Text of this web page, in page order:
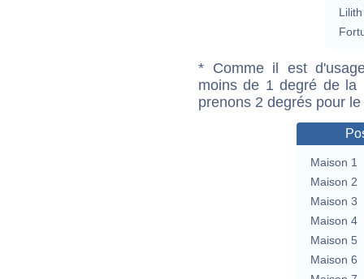
Lilith
* Comme il est
moins de 1 degré de la
prenons 2 degrés pour
Maison 1
Maison 2
Maison 3
Maison 4
Maison 5
Maison 6